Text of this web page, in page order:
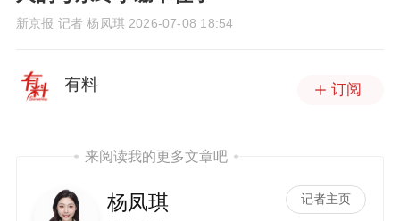
新京报 记者 杨凤琪 2026-07-08 18:54
有料 订阅
来阅读我的更多文章吧
杨凤琪 记者主页